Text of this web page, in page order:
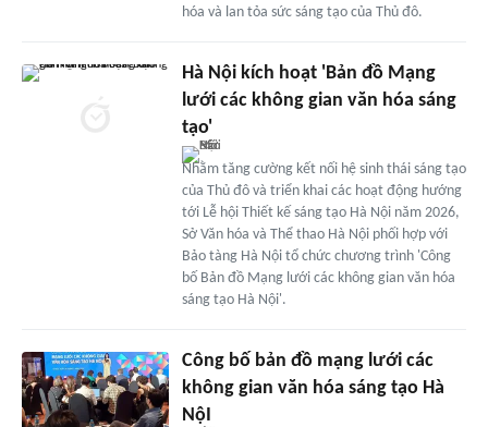
hóa và lan tỏa sức sáng tạo của Thủ đô.
Hà Nội kích hoạt 'Bản đồ Mạng
lưới các không gian văn hóa sáng
tạo'
Nhằm tăng cường kết nối hệ sinh thái sáng tạo
của Thủ đô và triển khai các hoạt động hướng
tới Lễ hội Thiết kế sáng tạo Hà Nội năm 2026,
Sở Văn hóa và Thể thao Hà Nội phối hợp với
Bảo tàng Hà Nội tổ chức chương trình 'Công
bố Bản đồ Mạng lưới các không gian văn hóa
sáng tạo Hà Nội'.
Công bố bản đồ mạng lưới các
không gian văn hóa sáng tạo Hà
NộI